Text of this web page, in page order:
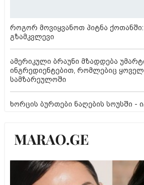
როგორ მოვიყვანოთ პიტნა
გზამკვლევი
ამერიკული ბრაუნი მზადდება
ინგრედიენტებით, რომლებიც
სამზარეულოში
ხორცის ბურთები ნაღების სოუსში -